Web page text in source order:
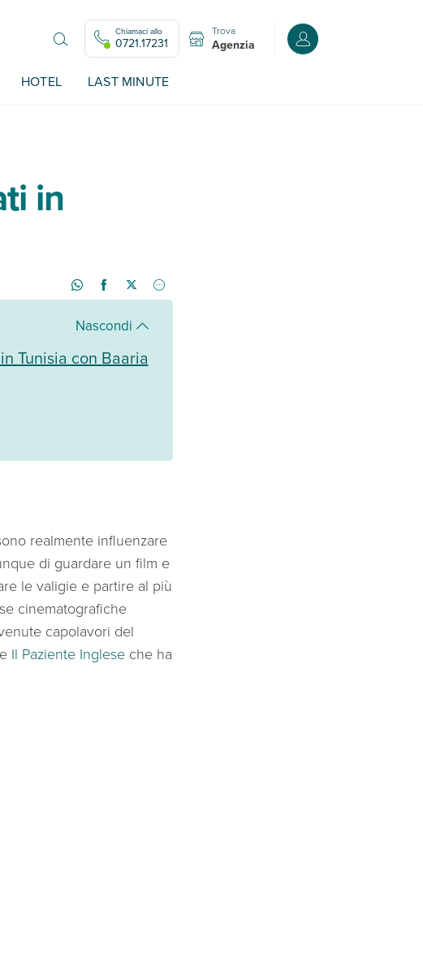
Chiamaci allo
0721.17231
Trova
Agenzia Accedi o registrati
HOTEL LAST MINUTE
in
Nascondi
Tunisia con Baaria
realmente influenzare
di guardare un film e
le valigie e partire al più
cinematografiche
capolavori del
Il Paziente Inglese che ha